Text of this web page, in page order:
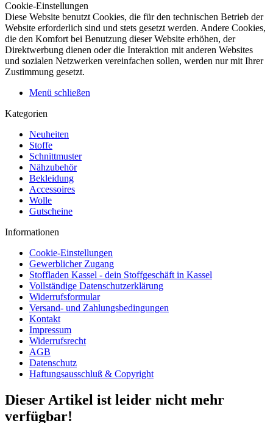
Cookie-Einstellungen
Diese Website benutzt Cookies, die für den technischen Betrieb der
Website erforderlich sind und stets gesetzt werden. Andere Cookies,
die den Komfort bei Benutzung dieser Website erhöhen, der
Direktwerbung dienen oder die Interaktion mit anderen Websites
und sozialen Netzwerken vereinfachen sollen, werden nur mit Ihrer
Zustimmung gesetzt.
Menü schließen
Kategorien
Neuheiten
Stoffe
Schnittmuster
Nähzubehör
Bekleidung
Accessoires
Wolle
Gutscheine
Informationen
Cookie-Einstellungen
Gewerblicher Zugang
Stoffladen Kassel - dein Stoffgeschäft in Kassel
Vollständige Datenschutzerklärung
Widerrufsformular
Versand- und Zahlungsbedingungen
Kontakt
Impressum
Widerrufsrecht
AGB
Datenschutz
Haftungsausschluß & Copyright
Dieser Artikel ist leider nicht mehr
verfügbar!